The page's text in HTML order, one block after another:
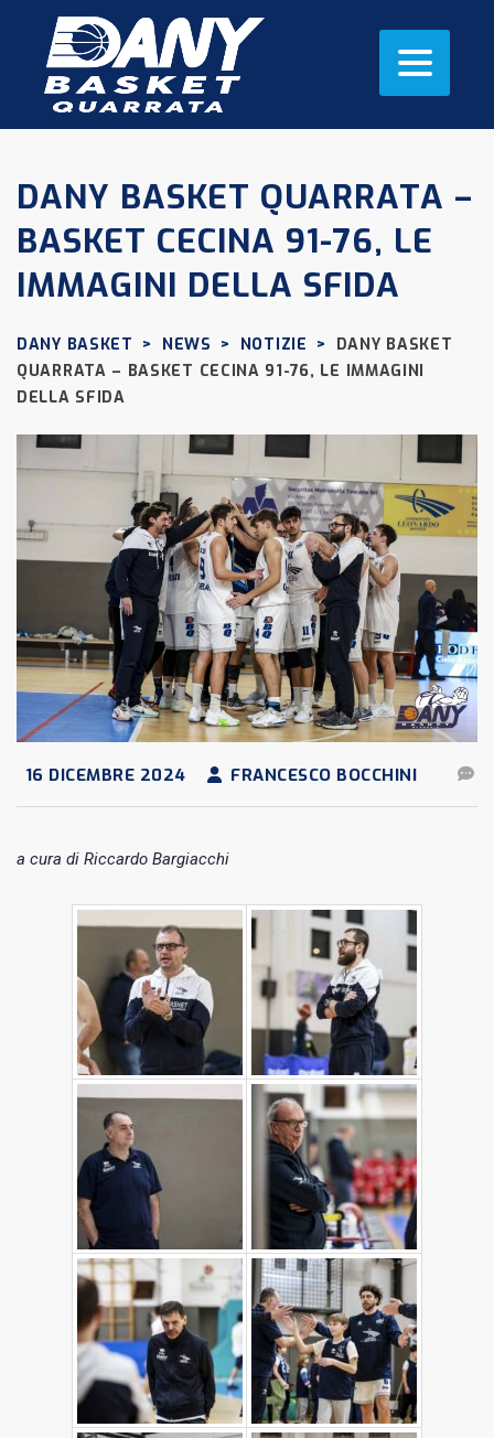
DANY BASKET QUARRATA –
BASKET CECINA 91-76, LE
IMMAGINI DELLA SFIDA
DANY BASKET > NEWS > NOTIZIE >
DANY BASKET
QUARRATA – BASKET CECINA 91-76, LE IMMAGINI
DELLA SFIDA
16 DICEMBRE 2024 FRANCESCO BOCCHINI
a cura di Riccardo Bargiacchi